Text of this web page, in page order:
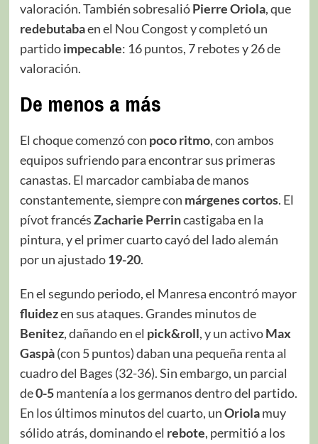
valoración. También sobresalióPierre Oriola, que
redebutabaen el Nou Congost y completó un
partidoimpecable: 16 puntos, 7 rebotes y 26 de
valoración.
De menos a más
El choque comenzó con poco ritmo, con ambos
equipos sufriendo para encontrar sus primeras
canastas. El marcador cambiaba de manos
constantemente, siempre con márgenes cortos. El
pívot francésZacharie Perrincastigaba en la
pintura, y el primer cuarto cayó del lado alemán
por un ajustado19-20.
En el segundo periodo, el Manresa encontró mayor
fluidezen sus ataques. Grandes minutos de
Benitez, dañando en el pick&roll, y un activoMax
Gaspà(con 5 puntos) daban una pequeña renta al
cuadro del Bages (32-36). Sin embargo, un parcial
de0-5mantenía a los germanos dentro del partido.
En los últimos minutos del cuarto, unOriolamuy
sólido atrás, dominando el rebote, permitió a los